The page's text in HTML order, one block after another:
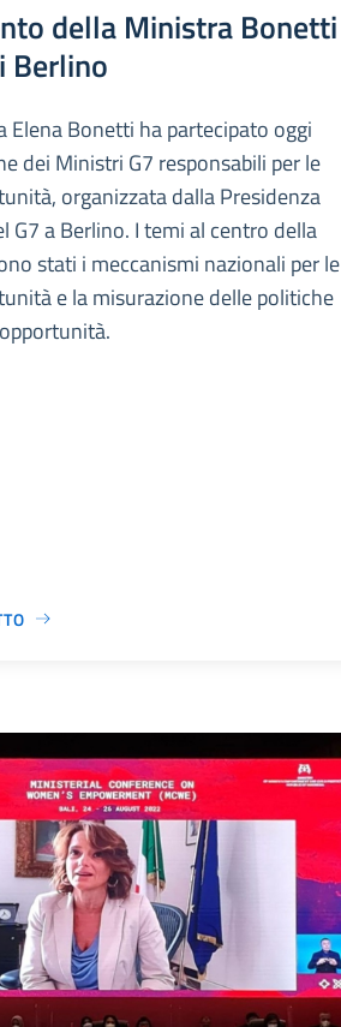
della Ministra Bonetti
Berlino
Elena Bonetti ha partecipato oggi
dei Ministri G7 responsabili per le
organizzata dalla Presidenza
G7 a Berlino. I temi al centro della
stati i meccanismi nazionali per le
e la misurazione delle politiche